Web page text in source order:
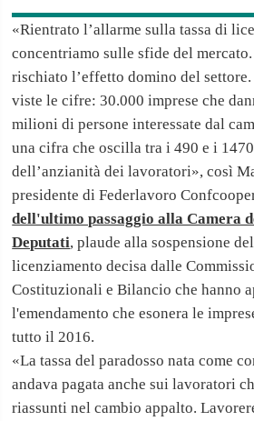
«Rientrato l’allarme sulla tassa di
concentriamo sulle sfide del
rischiato l’effetto domino del settore.
viste le cifre: 30.000 imprese che
milioni di persone interessate dal
una cifra che oscilla tra i 490 e i
dell’anzianità dei lavoratori», così
presidente di Federlavoro
dell'ultimo passaggio alla Camera
Deputati, plaude alla sospensione
licenziamento decisa dalle
Costituzionali e Bilancio che hanno
l'emendamento che esonera le
tutto il 2016.
«La tassa del paradosso nata come
andava pagata anche sui lavoratori
riassunti nel cambio appalto.